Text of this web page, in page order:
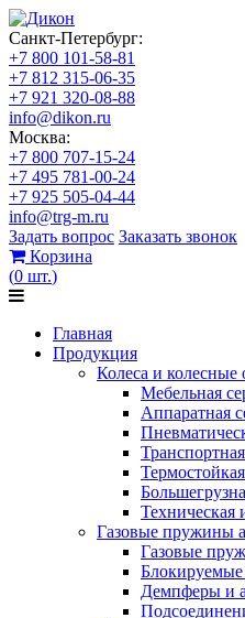
Санкт-Петербург:
+7 800 101-58-81
+7 812 315-06-35
+7 921 320-08-88
info@dikon.ru
Москва:
+7 800 707-15-24
+7 495 781-00-24
+7 925 505-04-44
info@trg-m.ru
Задать вопрос Заказать звонок
Корзина
(0 шт.)
Главная
Продукция
Колеса и колесные
Мебельная
Аппаратная
Техническая
Газовые пружины
Газовые
Демпферы и